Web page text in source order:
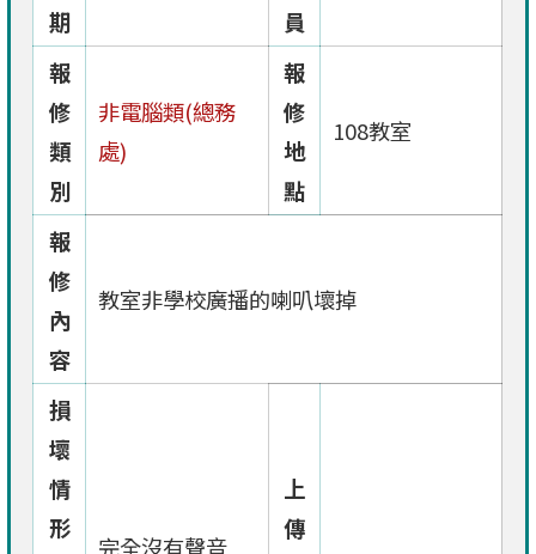
期
員
報
修
類
別
非電腦類(總務
處)
報
修
地
點
108教室
報
修
內
容
教室非學校廣播的喇叭壞掉
損
壞
情
形
完全沒有聲音
上
傳